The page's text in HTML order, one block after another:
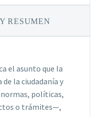
RESUMEN
el asunto que la
la ciudadanía y
políticas,
o trámites—,